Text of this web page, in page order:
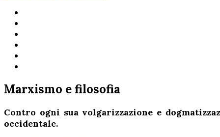
Marxismo e filosofia
Contro ogni sua volgarizzazione e
occidentale.